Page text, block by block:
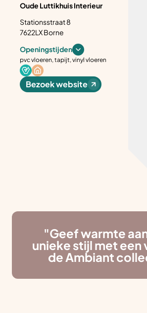
Oude Luttikhuis Interieur
Stationsstraat 8
7622LX Borne
Openingstijden
pvc vloeren, tapijt, vinyl vloeren
Bezoek website
"Geef warmte
unieke stijl met een
de Ambiant